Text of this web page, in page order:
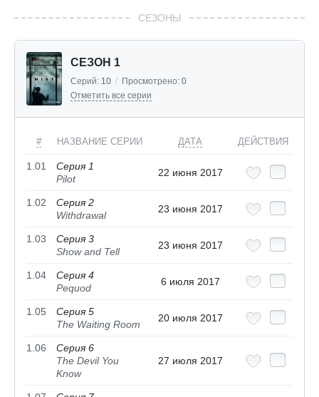
СЕЗОНЫ
СЕЗОН 1
Серий: 10 / Просмотрено: 0
Отметить все серии
# НАЗВАНИЕ СЕРИИ ДАТА ДЕЙСТВИЯ
1.01
Серия 1
Pilot
22 июня 2017
1.02
Серия 2
Withdrawal
23 июня 2017
1.03
Серия 3
Show and Tell
23 июня 2017
1.04
Серия 4
Pequod
6 июля 2017
1.05
Серия 5
The Waiting Room
20 июля 2017
1.06
Серия 6
The Devil You
Know
27 июля 2017